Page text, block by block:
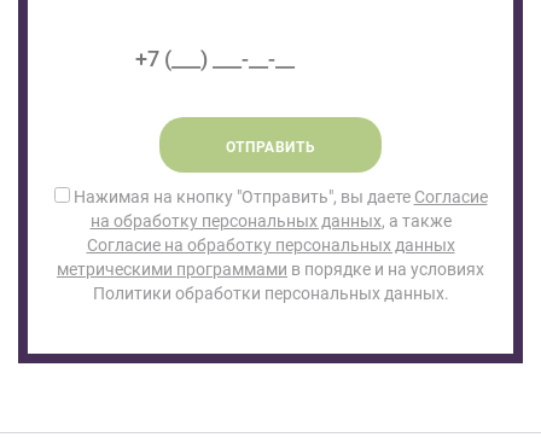
ОТПРАВИТЬ
Нажимая на кнопку "Отправить", вы даете Согласие
на обработку персональных данных, а также
Согласие на обработку персональных данных
метрическими программами в порядке и на условиях
Политики обработки персональных данных.